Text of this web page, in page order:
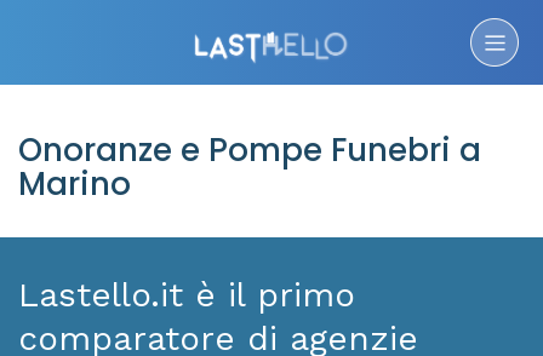
Onoranze e Pompe Funebri a
Marino
Lastello.it è il primo
comparatore di agenzie